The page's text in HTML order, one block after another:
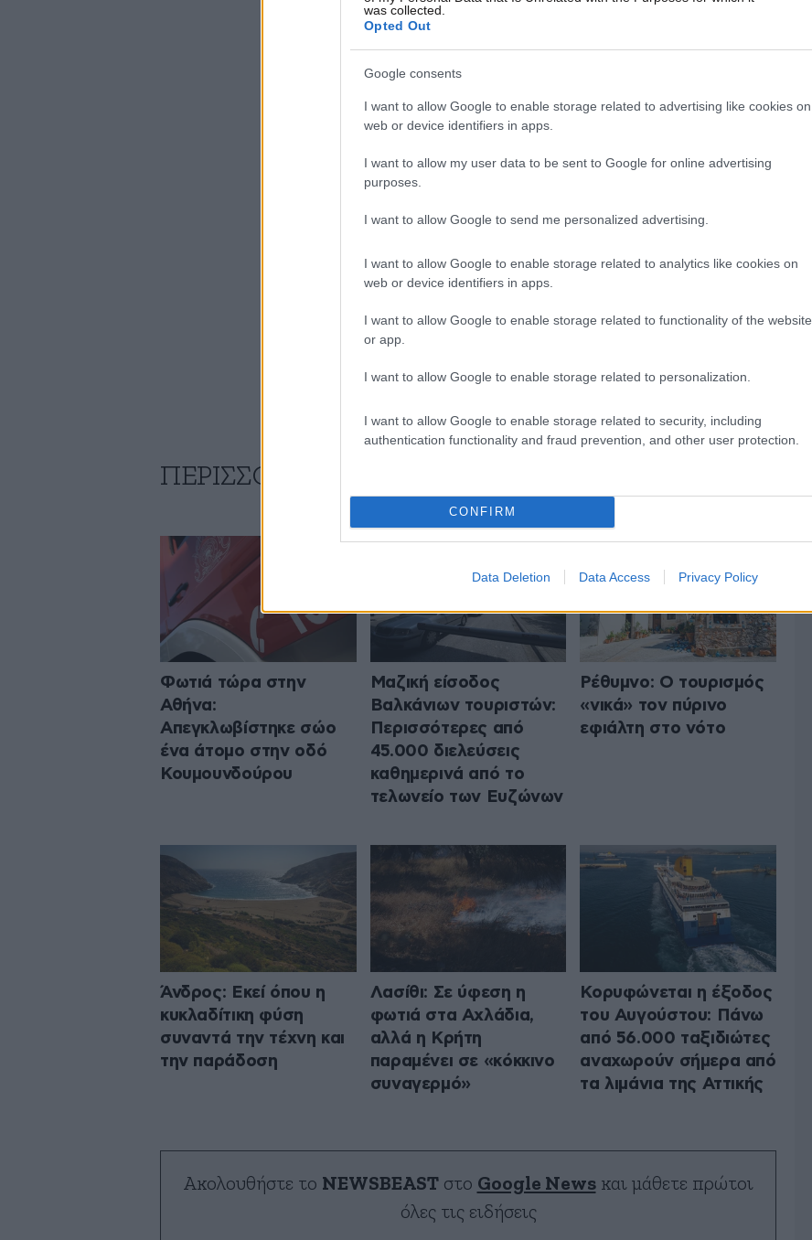
was collected.
Opted Out
Google consents
I want to allow Google to enable storage related to advertising like cookies on
web or device identifiers in apps.
I want to allow my user data to be sent to Google for online advertising
purposes.
I want to allow Google to send me personalized advertising.
I want to allow Google to enable storage related to analytics like cookies on
web or device identifiers in apps.
I want to allow Google to enable storage related to functionality of the website
or app.
I want to allow Google to enable storage related to personalization.
I want to allow Google to enable storage related to security, including
authentication functionality and fraud prevention, and other user protection.
CONFIRM
Data Deletion Data Access Privacy Policy
ΠΕΡΙΣΣΟΤΕΡΑ ΑΠΟ ΤΗΝ ΕΛΛΑΔΑ
Φωτιά τώρα στην
Αθήνα:
Απεγκλωβίστηκε σώο
ένα άτομο στην οδό
Κουμουνδούρου
Μαζική είσοδος
Βαλκάνιων τουριστών:
Περισσότερες από
45.000 διελεύσεις
καθημερινά από το
τελωνείο των Ευζώνων
Ρέθυμνο: Ο τουρισμός
«νικά» τον πύρινο
εφιάλτη στο νότο
Άνδρος: Εκεί όπου η
κυκλαδίτικη φύση
συναντά την τέχνη και
την παράδοση
Λασίθι: Σε ύφεση η
φωτιά στα Αχλάδια,
αλλά η Κρήτη
παραμένει σε «κόκκινο
συναγερμό»
Κορυφώνεται η έξοδος
του Αυγούστου: Πάνω
από 56.000 ταξιδιώτες
αναχωρούν σήμερα από
τα λιμάνια της Αττικής
Ακολουθήστε το NEWSBEASTστο Google Newsκαι μάθετε πρώτοι
όλες τις ειδήσεις